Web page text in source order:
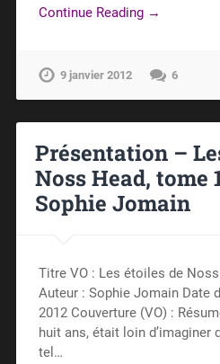
Continue Reading →
9 janvier 2012 6
Présentation –
Noss Head, tome
Sophie Jomain
Titre VO : Les étoiles de
Auteur : Sophie Jomain Date
2012 Couverture (VO) :
huit ans, était loin d’imaginer
tel…